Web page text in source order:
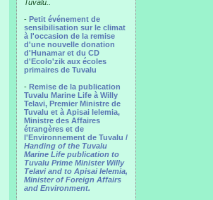
Tuvalu..
- Petit événement de
sensibilisation sur le climat
à l'occasion de la remise
d'une nouvelle donation
d'Hunamar et du CD
d'Ecolo'zik aux écoles
primaires de Tuvalu
- Remise de la publication
Tuvalu Marine Life à Willy
Telavi, Premier Ministre de
Tuvalu et à Apisai Ielemia,
Ministre des Affaires
étrangères et de
l'Environnement de Tuvalu /
Handing of the Tuvalu
Marine Life publication to
Tuvalu Prime Minister Willy
Telavi and to Apisai Ielemia,
Minister of Foreign Affairs
and Environment.